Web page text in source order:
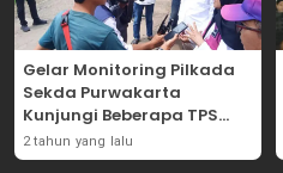
Gelar Monitoring Pilkada
Sekda Purwakarta
Kunjungi Beberapa TPS
Yang Ada Di Purwakarta
2 tahun yang lalu